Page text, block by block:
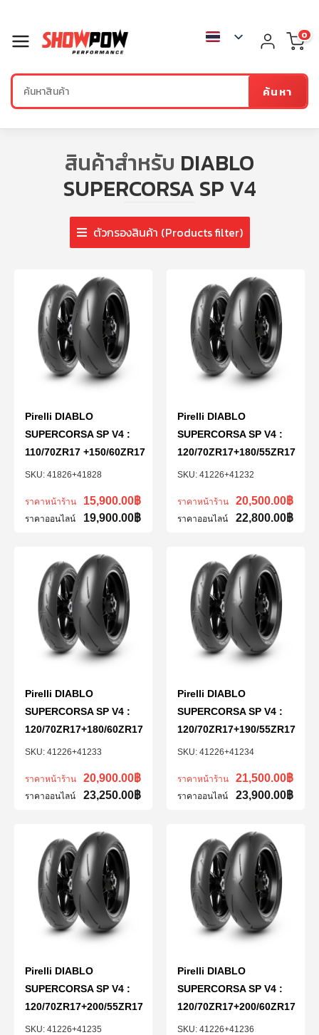
ค้นหา
0
สินค้าสำหรับ DIABLO
SUPERCORSA SP V4
ตัวกรองสินค้า (Products filter)
41826+41828
Pirelli DIABLO
SUPERCORSA SP V4 :
110/70ZR17 +150/60ZR17
ราคาหน้าร้าน 15,900.00฿
ราคาออนไลน์ 19,900.00฿
41226+41232
Pirelli DIABLO
SUPERCORSA SP V4 :
120/70ZR17+180/55ZR17
ราคาหน้าร้าน 20,500.00฿
ราคาออนไลน์ 22,800.00฿
41226+41233
Pirelli DIABLO
SUPERCORSA SP V4 :
120/70ZR17+180/60ZR17
ราคาหน้าร้าน 20,900.00฿
ราคาออนไลน์ 23,250.00฿
41226+41234
Pirelli DIABLO
SUPERCORSA SP V4 :
120/70ZR17+190/55ZR17
ราคาหน้าร้าน 21,500.00฿
ราคาออนไลน์ 23,900.00฿
41226+41235
Pirelli DIABLO
SUPERCORSA SP V4 :
120/70ZR17+200/55ZR17
41226+41236
Pirelli DIABLO
SUPERCORSA SP V4 :
120/70ZR17+200/60ZR17